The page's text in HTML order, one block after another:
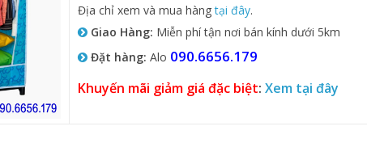
Địa chỉ xem và mua hàngtại đây.
Giao Hàng: Miễn phí tận nơi bán kính dưới 5km
Đặt hàng: Alo 090.6656.179
Khuyến mãi giảm giá đặc biệt: Xem tại đây